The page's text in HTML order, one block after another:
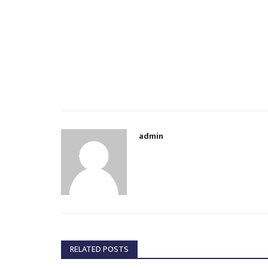
admin
RELATED POSTS